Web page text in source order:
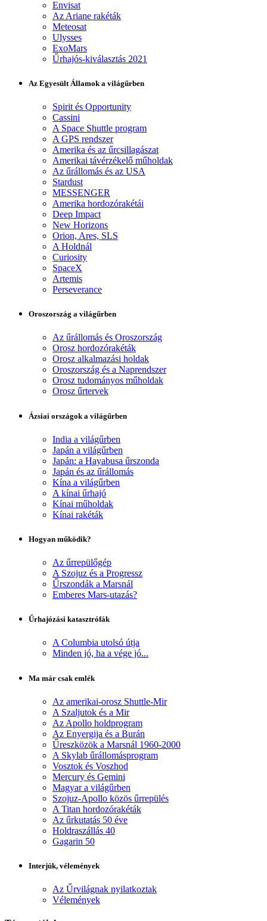
Envisat
Az Ariane rakéták
Meteosat
Ulysses
ExoMars
Űrhajós-kiválasztás 2021
Az Egyesült Államok a világűrben
Spirit és Opportunity
Cassini
A Space Shuttle program
A GPS rendszer
Amerika és az űrcsillagászat
Amerikai távérzékelő műholdak
Az űrállomás és az USA
Stardust
MESSENGER
Amerika hordozórakétái
Deep Impact
New Horizons
Orion, Ares, SLS
A Holdnál
Curiosity
SpaceX
Artemis
Perseverance
Oroszország a világűrben
Az űrállomás és Oroszország
Orosz hordozórakéták
Orosz alkalmazási holdak
Oroszország és a Naprendszer
Orosz tudományos műholdak
Orosz űrtervek
Ázsiai országok a világűrben
India a világűrben
Japán a világűrben
Japán: a Hayabusa űrszonda
Japán és az űrállomás
Kína a világűrben
A kínai űrhajó
Kínai műholdak
Kínai rakéták
Hogyan működik?
Az űrrepülőgép
A Szojuz és a Progressz
Űrszondák a Marsnál
Emberes Mars-utazás?
Űrhajózási katasztrófák
A Columbia utolsó útja
Minden jó, ha a vége jó...
Ma már csak emlék
Az amerikai-orosz Shuttle-Mir
A Szaljutok és a Mir
Az Apollo holdprogram
Az Enyergija és a Burán
Űreszközök a Marsnál 1960-2000
A Skylab űrállomásprogram
Vosztok és Voszhod
Mercury és Gemini
Magyar a világűrben
Szojuz-Apollo közös űrrepülés
A Titan hordozórakéták
Az űrkutatás 50 éve
Holdraszállás 40
Gagarin 50
Interjúk, vélemények
Az Űrvilágnak nyilatkoztak
Vélemények